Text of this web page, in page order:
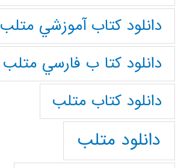
دانلود كتاب آموزشي متلب
دانلود كتا ب فارسي متلب
دانلود كتاب متلب
دانلود متلب